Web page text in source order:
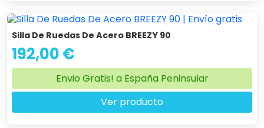
Silla De Ruedas De Acero BREEZY 90
192,00 €
Envio Gratis! a España Peninsular
Ver producto